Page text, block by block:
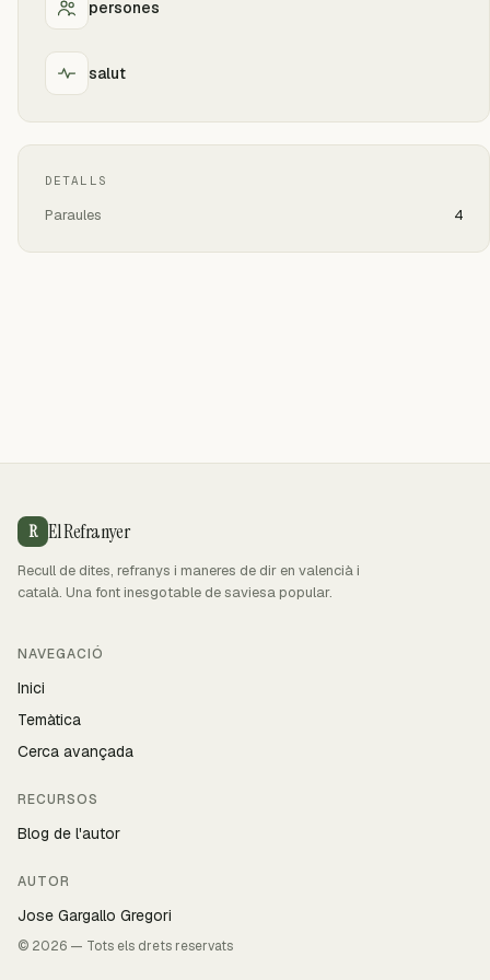
persones
salut
DETALLS
Paraules 4
R El Refranyer
Recull de dites, refranys i maneres de dir en valencià i
català. Una font inesgotable de saviesa popular.
NAVEGACIÓ
Inici
Temàtica
Cerca avançada
RECURSOS
Blog de l'autor
AUTOR
Jose Gargallo Gregori
© 2026 — Tots els drets reservats